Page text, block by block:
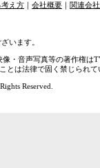
考え方 ｜ 会社概要 ｜ 関連会社
います。
像・音声写真等の著作権
とは法律で固く禁じられて
Reserved.